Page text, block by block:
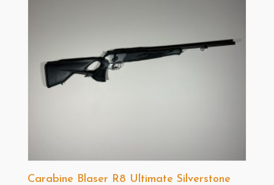
Carabine Blaser R8 Ultimate Silverstone